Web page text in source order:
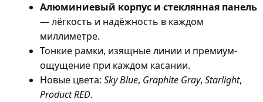
Алюминиевый корпус и стеклянная панель
— лёгкость и надёжность в каждом
миллиметре.
Тонкие рамки, изящные линии и премиум-
ощущение при каждом касании.
Новые цвета: Sky Blue, Graphite Gray, Starlight,
Product RED.